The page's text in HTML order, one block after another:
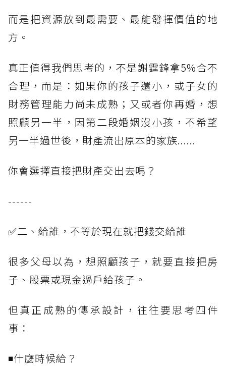
而是把資源放到最需要、最能發揮價值的地
方。
真正值得我們思考的，不是謝霆鋒拿5%合不
合理，而是：如果你的孩子還小，或子女的
財務管理能力尚未成熟；又或者你再婚，想
照顧另一半，因第二段婚姻沒小孩，不希望
另一半過世後，財產流出原本的家族......
你會選擇直接把財產交出去嗎？
------
✅二、給誰，不等於現在就把錢交給誰
很多父母以為，想照顧孩子，就要直接把房
子、股票或現金過戶給孩子。
但真正成熟的傳承設計，往往要思考四件
事：
◾什麼時候給？